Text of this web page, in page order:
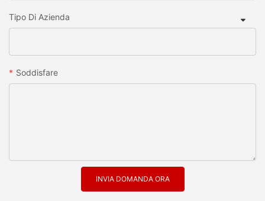
Tipo Di Azienda
Soddisfare
INVIA DOMANDA ORA